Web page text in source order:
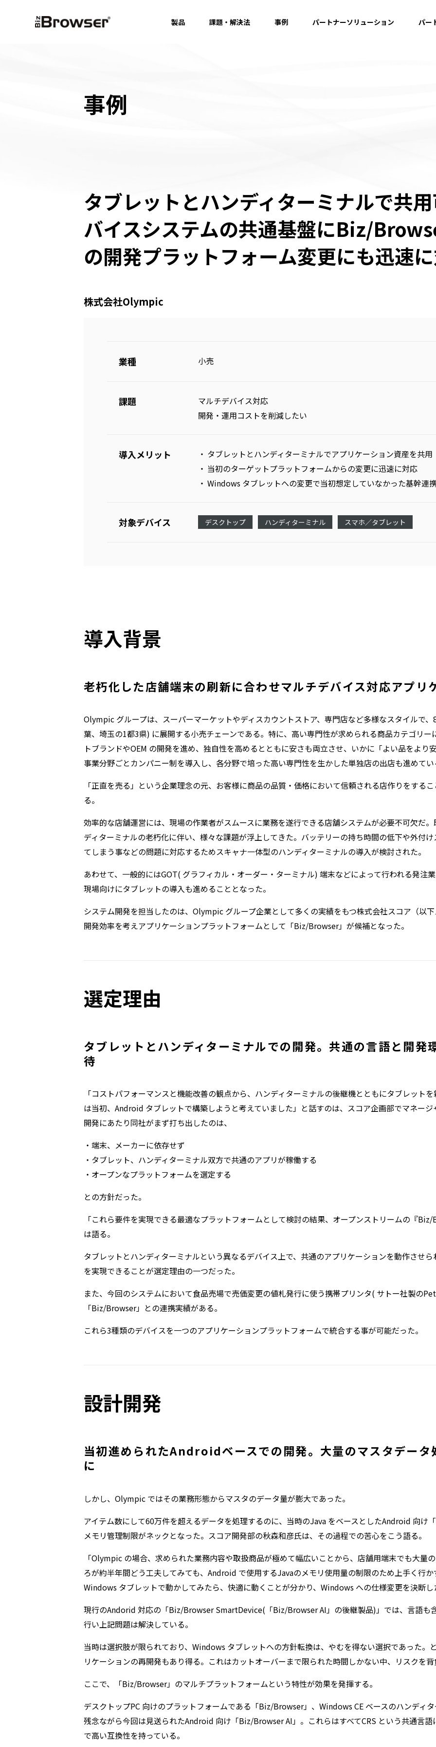
製品 課題・解決法 事例 パートナーソリューション パー
事例
タブレットとハンディターミナルで共
バイスシステムの共通基盤にBiz/
の開発プラットフォーム変更にも迅速
株式会社Olympic
業種 小売
課題
マルチデバイス対応
開発・運用コストを削減したい
導入メリット
タブレットとハンディターミナルでアプリケーション資産を共用
当初のターゲットプラットフォームからの変更に迅速に対応
Windows タブレットへの変更で当初想定していなかった基幹連
対象デバイス デスクトップ ハンディターミナル スマホ／タブレット
導入背景
老朽化した店舗端末の刷新に合わせマルチデバイス対応アプリ
Olympic グループは、スーパーマーケットやディスカウントストア、専門店など多様なスタイルで
葉、埼玉の1都3県) に展開する小売チェーンである。特に、高い専門性が求められる商品カテゴリ
トブランドやOEM の開発を進め、独自性を高めるとともに安さも両立させ、いかに「よい品をより
事業分野ごとカンパニー制を導入し、各分野で培った高い専門性を生かした単独店の出店も進めて
「正直を売る」という企業理念の元、お客様に商品の品質・価格において信頼される店作りをする
る。
効率的な店舗運営には、現場の作業者がスムースに業務を遂行できる店舗システムが必要不可欠だ
ディターミナルの老朽化に伴い、様々な課題が浮上してきた。バッテリーの持ち時間の低下や外付
てしまう事などの問題に対応するためスキャナ一体型のハンディターミナルの導入が検討された。
あわせて、一般的にはGOT( グラフィカル・オーダー・ターミナル) 端末などによって行われる発注
現場向けにタブレットの導入も進めることとなった。
システム開発を担当したのは、Olympic グループ企業として多くの実績をもつ株式会社スコア（以
開発効率を考えアプリケーションプラットフォームとして「Biz/Browser」が候補となった。
選定理由
タブレットとハンディターミナルでの開発。共通の言語と開発
待
「コストパフォーマンスと機能改善の観点から、ハンディターミナルの後継機とともにタブレット
は当初、Android タブレットで構築しようと考えていました」と話すのは、スコア企画部でマネー
開発にあたり同社がまず打ち出したのは、
・端末、メーカーに依存せず
・タブレット、ハンディターミナル双方で共通のアプリが稼働する
・オープンなプラットフォームを選定する
との方針だった。
「これら要件を実現できる最適なプラットフォームとして検討の結果、オープンストリームの『
は語る。
タブレットとハンディターミナルという異なるデバイス上で、共通のアプリケーションを動作させ
を実現できることが選定理由の一つだった。
また、今回のシステムにおいて食品売場で売価変更の値札発行に使う携帯プリンタ( サトー社製の
「Biz/Browser」との連携実績がある。
これら3種類のデバイスを一つのアプリケーションプラットフォームで統合する事が可能だった。
設計開発
当初進められたAndroidベースでの開発。大量のマスタデー
に
しかし、Olympic ではその業務形態からマスタのデータ量が膨大であった。
アイテム数にして60万件を超えるデータを処理するのに、当時のJava をベースとしたAndroid 向け
メモリ管理制限がネックとなった。スコア開発部の秋森和彦氏は、その過程での苦心をこう語る。
「Olympic の場合、求められた業務内容や取扱商品が極めて幅広いことから、店舗用端末でも大量
ろが約半年間どう工夫してみても、Android で使用するJavaのメモリ使用量の制限のため上手く行
Windows タブレットで動かしてみたら、快適に動くことが分かり、Windows への仕様変更を決断し
現行のAndorid 対応の「Biz/Browser SmartDevice(「Biz/Browser AI」の後継製品)」では、言語も
行い上記問題は解決している。
当時は選択肢が限られており、Windows タブレットへの方針転換は、やむを得ない選択であった。
リケーションの再開発もあり得る。これはカットオーバーまで限られた時間しかない中、リスクを
ここで、「Biz/Browser」のマルチプラットフォームという特性が効果を発揮する。
デスクトップPC 向けのプラットフォームである「Biz/Browser」、Windows CE ベースのハンディ
残念ながら今回は見送られたAndroid 向け「Biz/Browser AI」。これらはすべてCRS という共通言
で高い互換性を持っている。